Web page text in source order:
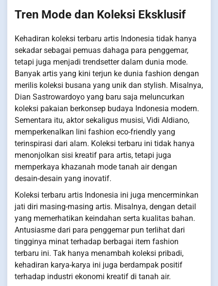
Tren Mode dan Koleksi Eksklusif
Kehadiran koleksi terbaru artis Indonesia tidak hanya
sekadar sebagai pemuas dahaga para penggemar,
tetapi juga menjadi trendsetter dalam dunia mode.
Banyak artis yang kini terjun ke dunia fashion dengan
merilis koleksi busana yang unik dan stylish. Misalnya,
Dian Sastrowardoyo yang baru saja meluncurkan
koleksi pakaian berkonsep budaya Indonesia modern.
Sementara itu, aktor sekaligus musisi, Vidi Aldiano,
memperkenalkan lini fashion eco-friendly yang
terinspirasi dari alam. Koleksi terbaru ini tidak hanya
menonjolkan sisi kreatif para artis, tetapi juga
memperkaya khazanah mode tanah air dengan
desain-desain yang inovatif.
Koleksi terbaru artis Indonesia ini juga mencerminkan
jati diri masing-masing artis. Misalnya, dengan detail
yang memerhatikan keindahan serta kualitas bahan.
Antusiasme dari para penggemar pun terlihat dari
tingginya minat terhadap berbagai item fashion
terbaru ini. Tak hanya menambah koleksi pribadi,
kehadiran karya-karya ini juga berdampak positif
terhadap industri ekonomi kreatif di tanah air.